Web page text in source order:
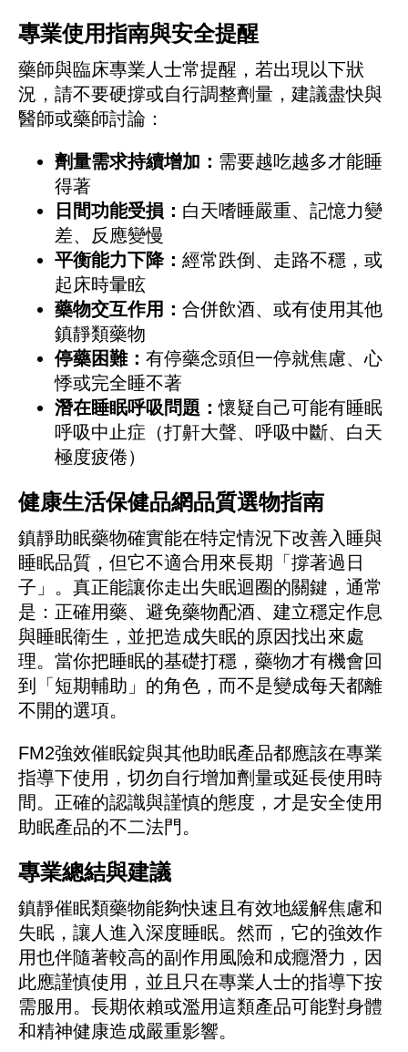
專業使用指南與安全提醒
藥師與臨床專業人士常提醒，若出現以下狀
況，請不要硬撐或自行調整劑量，建議盡快與
醫師或藥師討論：
劑量需求持續增加： 需要越吃越多才能睡
得著
日間功能受損： 白天嗜睡嚴重、記憶力變
差、反應變慢
平衡能力下降： 經常跌倒、走路不穩，或
起床時暈眩
藥物交互作用： 合併飲酒、或有使用其他
鎮靜類藥物
停藥困難： 有停藥念頭但一停就焦慮、心
悸或完全睡不著
潛在睡眠呼吸問題：懷疑自己可能有睡眠
呼吸中止症（打鼾大聲、呼吸中斷、白天
極度疲倦）
健康生活保健品網品質選物指南
鎮靜助眠藥物確實能在特定情況下改善入睡與
睡眠品質，但它不適合用來長期「撐著過日
子」。真正能讓你走出失眠迴圈的關鍵，通常
是：正確用藥、避免藥物配酒、建立穩定作息
與睡眠衛生，並把造成失眠的原因找出來處
理。當你把睡眠的基礎打穩，藥物才有機會回
到「短期輔助」的角色，而不是變成每天都離
不開的選項。
FM2強效催眠錠與其他助眠產品都應該在專業
指導下使用，切勿自行增加劑量或延長使用時
間。正確的認識與謹慎的態度，才是安全使用
助眠產品的不二法門。
專業總結與建議
鎮靜催眠類藥物能夠快速且有效地緩解焦慮和
失眠，讓人進入深度睡眠。然而，它的強效作
用也伴隨著較高的副作用風險和成癮潛力，因
此應謹慎使用，並且只在專業人士的指導下按
需服用。長期依賴或濫用這類產品可能對身體
和精神健康造成嚴重影響。